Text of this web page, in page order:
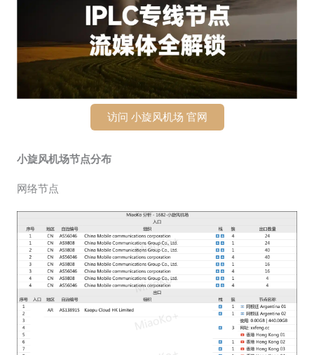
访问 小旋风机场 官网
小旋风机场节点分布
网络节点